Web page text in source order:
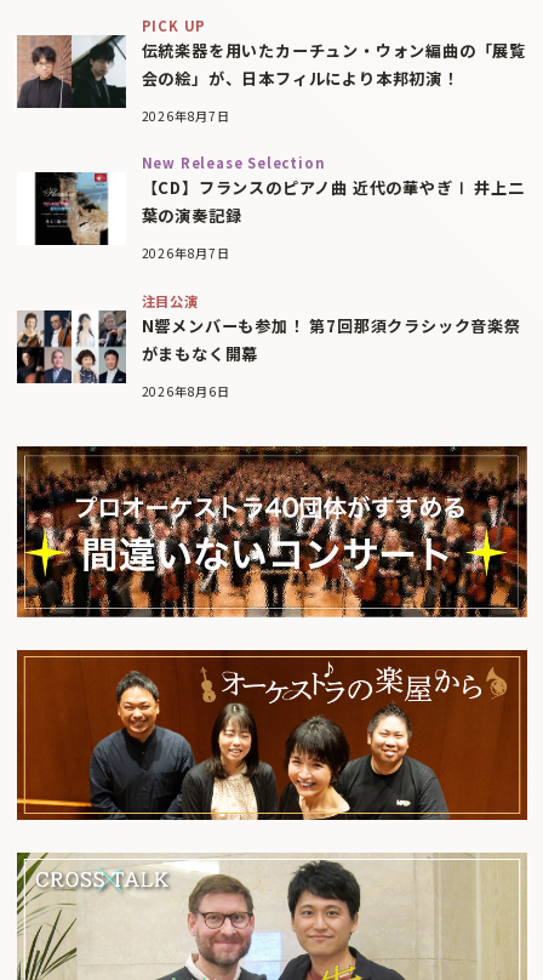
PICK UP
伝統楽器を用いたカーチュン・ウォン編曲の「展覧
会の絵」が、日本フィルにより本邦初演！
2026年8月7日
New Release Selection
【CD】フランスのピアノ曲 近代の華やぎⅠ 井上二
葉の演奏記録
2026年8月7日
注目公演
N響メンバーも参加！ 第7回那須クラシック音楽祭
がまもなく開幕
2026年8月6日